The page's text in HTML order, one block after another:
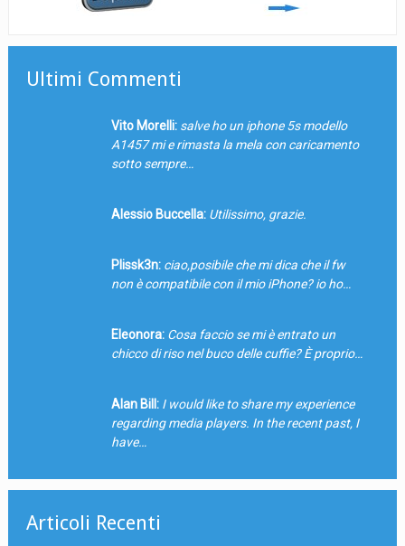
Ultimi Commenti
Vito Morelli: salve ho un iphone 5s modello
A1457 mi e rimasta la mela con caricamento
sotto sempre…
Alessio Buccella: Utilissimo, grazie.
Plissk3n: ciao,posibile che mi dica che il fw
non è compatibile con il mio iPhone? io ho…
Eleonora: Cosa faccio se mi è entrato un
chicco di riso nel buco delle cuffie? È proprio…
Alan Bill: I would like to share my experience
regarding media players. In the recent past, I
have…
Articoli Recenti